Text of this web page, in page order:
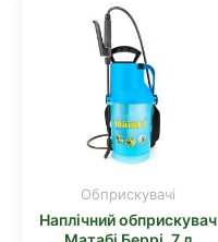
Обприскувачі
Наплічний обприскувач